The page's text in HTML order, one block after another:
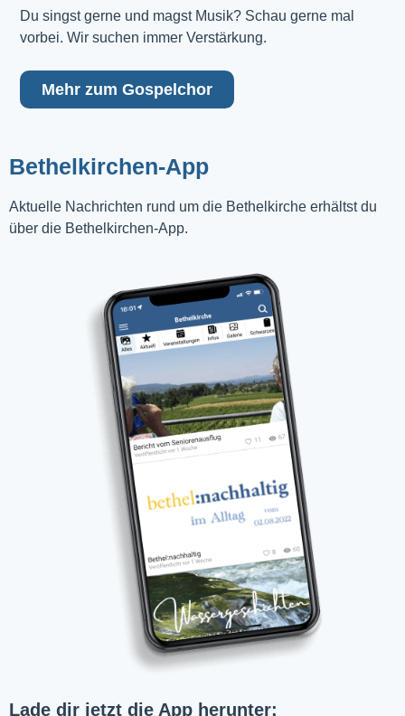
Du singst gerne und magst Musik? Schau gerne mal
vorbei. Wir suchen immer Verstärkung.
Mehr zum Gospelchor
Bethelkirchen-App
Aktuelle Nachrichten rund um die Bethelkirche erhältst du
über die Bethelkirchen-App.
Lade dir jetzt die App herunter: